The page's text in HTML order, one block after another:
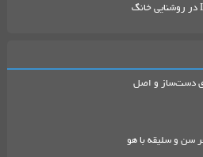
دست‌ساز و اصل
سن و سلیقه با هو